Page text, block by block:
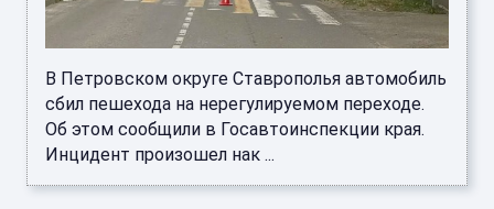
В Петровском округе Ставрополья автомобиль
сбил пешехода на нерегулируемом переходе.
Об этом сообщили в Госавтоинспекции края.
Инцидент произошел нак ...